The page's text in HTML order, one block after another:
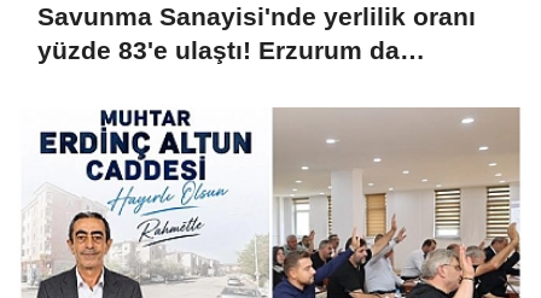
Savunma Sanayisi'nde yerlilik oranı
yüzde 83'e ulaştı! Erzurum da